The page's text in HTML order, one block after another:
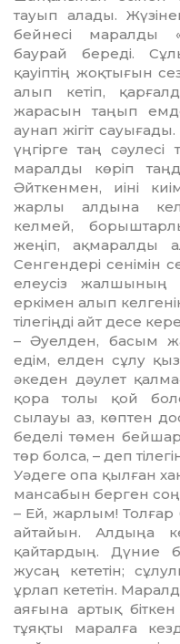
тауып алады.
бейнесі маралды
баурай береді.
қауіптің жоқтығын
алып кетіп,
жарасын таңып
аунап жігіт
үңгірге таң
маралды көріп
Әйткенмен, иіні
жарлы алдына
келмей,
жеңіп, ақмаралды
Сенгендері сенімін
елеусіз жалшының
еркімен алып
тілегіңді айт десе
– Әуелден, басым
едім, елден сұлу
әкеден дәу­лет
қора толы қой
сылауы аз, көптен
беделі төмен
төр болса, – деп
Уәдеге опа қылған
мансабын бер­ген соң
– Ей, жарлым! Толғар
айтайын. Алдыңа
қайтардың. Дүние
жусаң кететін;
ұрлап кететін.
аяғына артық
тұяқты маралға